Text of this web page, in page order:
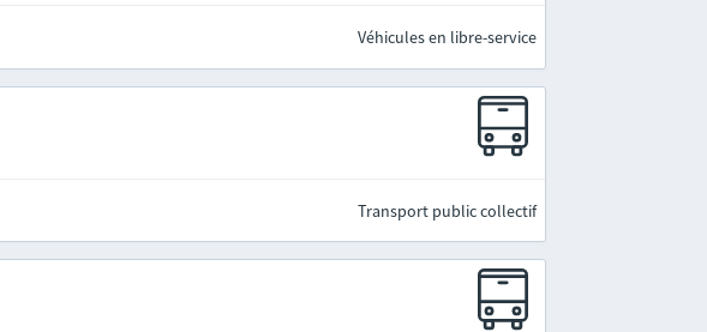
Véhicules en libre-service
Transport public collectif